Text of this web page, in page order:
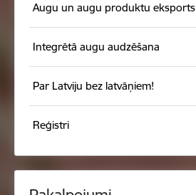
Augu un augu produktu eksports
Integrētā augu audzēšana
Par Latviju bez latvāņiem!
Reģistri